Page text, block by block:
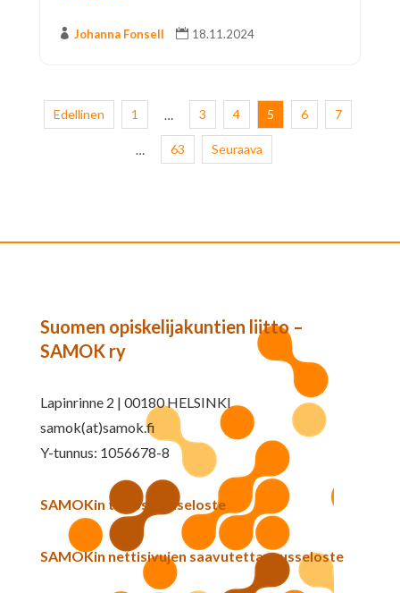
 Johanna Fonsell  18.11.2024
Edellinen 1 … 3 4 5 6 7
… 63 Seuraava
Suomen opiskelijakuntien liitto –
SAMOK ry
Lapinrinne 2 | 00180 HELSINKI
samok(at)samok.fi
Y-tunnus: 1056678-8
SAMOKin tietosuojaseloste
SAMOKin nettisivujen saavutettavuusseloste